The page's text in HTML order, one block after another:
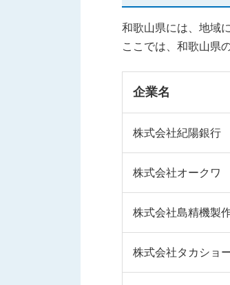
和歌山県には、地域
ここでは、和歌山県
企業名
株式会社紀陽銀行
株式会社オークワ
株式会社島精機製
株式会社タカショ